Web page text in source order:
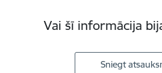
Vai šī informācija
Sniegt